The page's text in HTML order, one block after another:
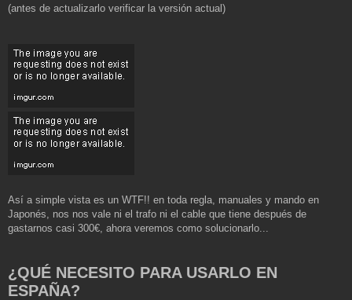
(antes de actualizarlo verificar la versión actual)
Así a simple vista es un WTF!! en toda regla, manuales y mando en
Japonés, nos nos vale ni el trafo ni el cable que tiene después de
gastarnos casi 300€, ahora veremos como solucionarlo...
¿QUÉ NECESITO PARA USARLO EN
ESPAÑA?